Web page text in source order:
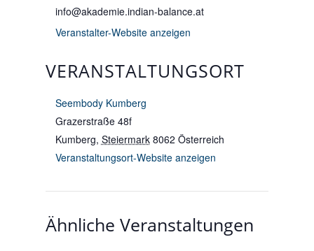
VERANSTALTUNGSORT
Seembody Kumberg
Grazerstraße 48f
Kumberg, Steiermark 8062 Österreich
Veranstaltungsort-Website anzeigen
info@akademie.indian-balance.at
Veranstalter-Website anzeigen
Ähnliche Veranstaltungen